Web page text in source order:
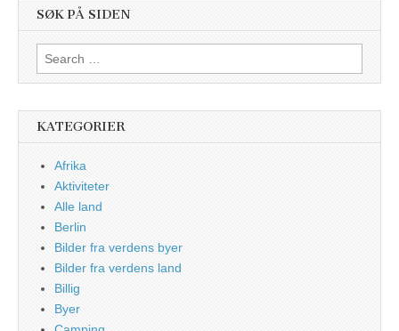
SØK PÅ SIDEN
Search
for:
KATEGORIER
Afrika
Aktiviteter
Alle land
Berlin
Bilder fra verdens byer
Bilder fra verdens land
Billig
Byer